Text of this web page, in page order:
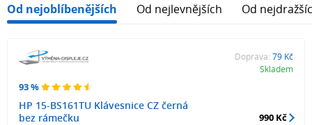
Od nejoblíbenějších Od nejlevnějších Od
93 %
HP 15-BS161TU Klávesnice CZ černá
bez rámečku
Doprava: 79 Kč
Skladem
990 Kč